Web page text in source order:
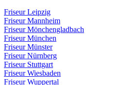
Friseur Leipzig
Friseur Mannheim
Friseur Mönchengladbach
Friseur München
Friseur Münster
Friseur Nürnberg
Friseur Stuttgart
Friseur Wiesbaden
Friseur Wuppertal